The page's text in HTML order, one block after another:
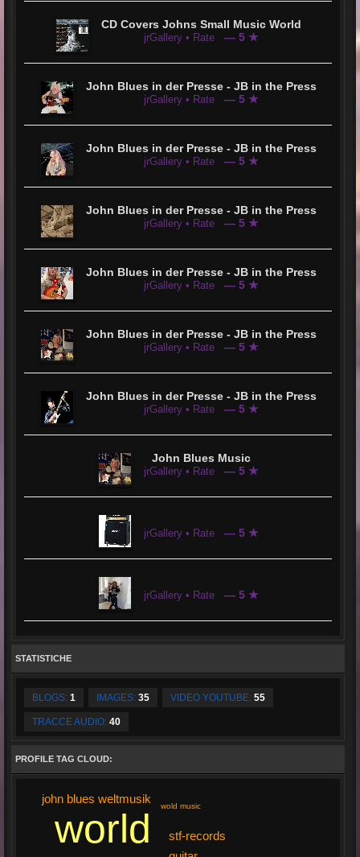
CD Covers Johns Small Music World
jrGallery • Rate — 5 ★
John Blues in der Presse - JB in the Press
jrGallery • Rate — 5 ★
John Blues in der Presse - JB in the Press
jrGallery • Rate — 5 ★
John Blues in der Presse - JB in the Press
jrGallery • Rate — 5 ★
John Blues in der Presse - JB in the Press
jrGallery • Rate — 5 ★
John Blues in der Presse - JB in the Press
jrGallery • Rate — 5 ★
John Blues in der Presse - JB in the Press
jrGallery • Rate — 5 ★
John Blues Music
jrGallery • Rate — 5 ★
jrGallery • Rate — 5 ★
jrGallery • Rate — 5 ★
STATISTICHE
BLOGS: 1 IMAGES: 35 VIDEO YOUTUBE: 55
TRACCE AUDIO: 40
PROFILE TAG CLOUD:
world
stf-records
john blues weltmusik
wold music